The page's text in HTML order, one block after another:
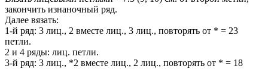
закончить изнаночный ряд.
Далее вязать:
1-й ряд: 3 лиц., 2 вместе лиц., 3 лиц., повторять от * = 23
петли.
2 и 4 ряды: лиц. петли.
3-й ряд: 3 лиц., *2 вместе лиц., 2 лиц., повторять от * = 18